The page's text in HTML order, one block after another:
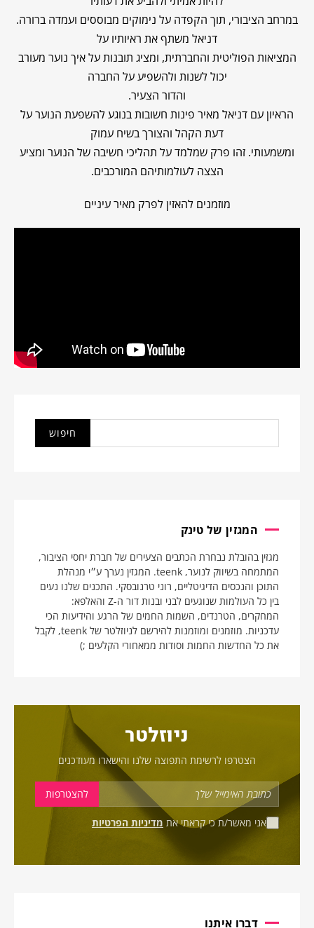
במרחב הציבורי, תוך הקפדה על נימוקים מבוססים ועמדה ברורה.
דניאל משתף את ראיותיו על
המציאות הפוליטית והחברתית, ומציג תובנות על איך נוער מעורב
יכול לשנות ולהשפיע על החברה
והדור הצעיר.
הראיון עם דניאל מאיר פינות חשובות בנוגע להשפעת הנוער על
דעת הקהל והצורך בשיח עמוק
ומשמעותי. זהו פרק שמלמד על תהליכי חשיבה של הנוער ומציע
הצצה לעולמותיהם המורכבים.
מוזמנים להאזין לפרק מאיר עיניים
המגזין של טינק
מגזין בהובלת נבחרת הכתבים הצעירים של חברת יחסי הציבור,
המתמחה בשיווק לנוער, teenk. המגזין נערך ע״י מנהלת
התוכן והנכסים הדיגיטליים, רוני טרנובסקי. התכנים שלנו נעים
בין כל העולמות שנוגעים לבני ובנות דור ה-Z והאלפא:
המחקרים, הטרנדים, השמות החמים של הרגע והידיעות הכי
עדכניות. מוזמנים ומוזמנות להירשם לניוזלטר של teenk, לקבל
את כל החדשות החמות וסודות ממאחורי הקלעים ;)
ניוזלטר
הצטרפו לרשימת התפוצה שלנו והישארו מעודכנים
אני מאשר/ת כי קראתי את מדיניות הפרטיות
דברו איתנו